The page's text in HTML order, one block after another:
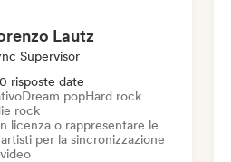
Lautz
Supervisor
risposte date
Dream popHard rock
rock
licenza o rappresentare le
per la sincronizzazione